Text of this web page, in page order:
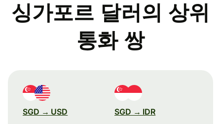
싱가포르 달러의 상위
통화 쌍
SGD → USD SGD → IDR